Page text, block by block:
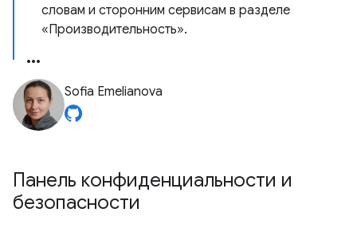
словам и сторонним сервисам в разделе
«Производительность».
Sofia Emelianova
Панель конфиденциальности и
безопасности